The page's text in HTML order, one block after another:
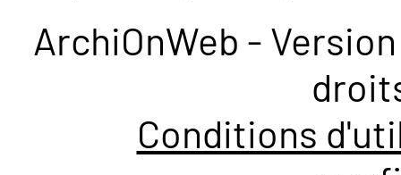
ArchiOnWeb -
Conditions